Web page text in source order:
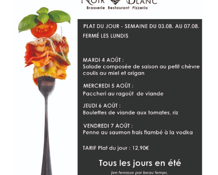
A
N
C
Brasserie-Restaurant-Pizzeria